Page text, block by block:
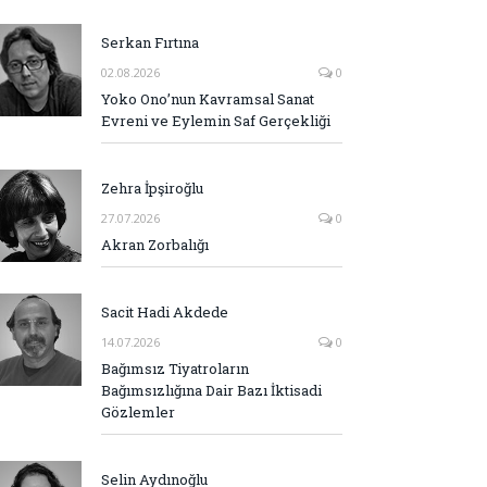
Serkan Fırtına
02.08.2026 0
Yoko Ono’nun Kavramsal Sanat
Evreni ve Eylemin Saf Gerçekliği
Zehra İpşiroğlu
27.07.2026 0
Akran Zorbalığı
Sacit Hadi Akdede
14.07.2026 0
Bağımsız Tiyatroların
Bağımsızlığına Dair Bazı İktisadi
Gözlemler
Selin Aydınoğlu